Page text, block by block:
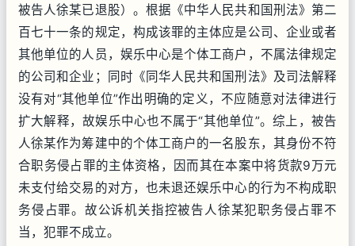
被告人徐某已退股）。根据《中华人民共和国刑法》第二
百七十一条的规定，构成该罪的主体应是公司、企业或者
其他单位的人员，娱乐中心是个体工商户，不属法律规定
的公司和企业；同时《同华人民共和国刑法》及司法解释
没有对“其他单位”作出明确的定义，不应随意对法律进行
扩大解释，故娱乐中心也不属于“其他单位”。综上，被告
人徐某作为筹建中的个体工商户的一名股东，其身份不符
合职务侵占罪的主体资格，因而其在本案中将货款9万元
未支付给交易的对方，也未退还娱乐中心的行为不构成职
务侵占罪。故公诉机关指控被告人徐某犯职务侵占罪不
当，犯罪不成立。